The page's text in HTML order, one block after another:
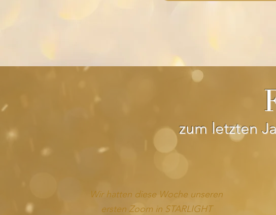
zum letzten
Wir hatten diese Woche unseren
ersten Zoom in STARLIGHT